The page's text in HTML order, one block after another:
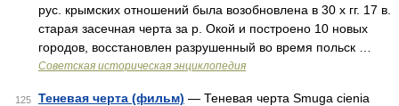
рус. крымских отношений была возобновлена в 30 х гг. 17 в.
старая засечная черта за р. Окой и построено 10 новых
городов, восстановлен разрушенный во время польск …
Советская историческая энциклопедия
125 Теневая черта (фильм) — Теневая черта Smuga cienia